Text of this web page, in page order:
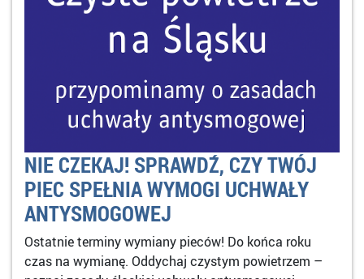
NIE CZEKAJ! SPRAWDŹ, CZY TWÓJ
PIEC SPEŁNIA WYMOGI UCHWAŁY
ANTYSMOGOWEJ
Ostatnie terminy wymiany pieców! Do końca roku
czas na wymianę. Oddychaj czystym powietrzem –